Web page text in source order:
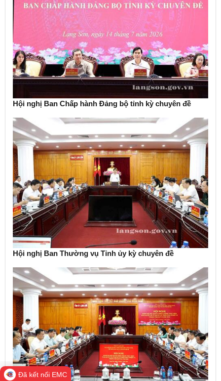
Hội nghị Ban Chấp hành Đảng bộ tỉnh kỳ chuyên đề
Hội nghị Ban Thường vụ Tỉnh ủy kỳ chuyên đề
Đã kết nối EMC